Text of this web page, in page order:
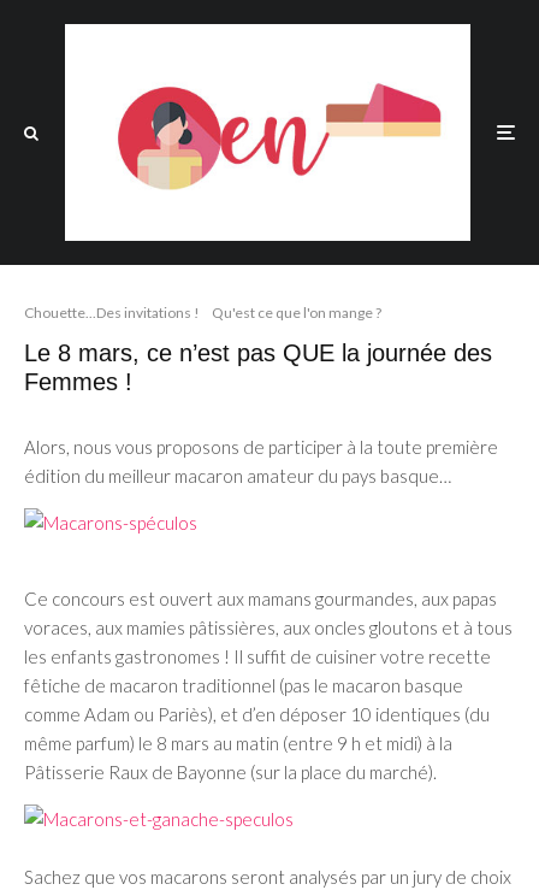
Chouette...Des invitations ! Qu'est ce que l'on mange ?
Le 8 mars, ce n’est pas QUE la journée des
Femmes !
Alors, nous vous proposons de participer à la toute première
édition du meilleur macaron amateur du pays basque…
Ce concours est ouvert aux mamans gourmandes, aux papas
voraces, aux mamies pâtissières, aux oncles gloutons et à tous
les enfants gastronomes ! Il suffit de cuisiner votre recette
fêtiche de macaron traditionnel (pas le macaron basque
comme Adam ou Pariès), et d’en déposer 10 identiques (du
même parfum) le 8 mars au matin (entre 9 h et midi) à la
Pâtisserie Raux de Bayonne (sur la place du marché).
Sachez que vos macarons seront analysés par un jury de choix